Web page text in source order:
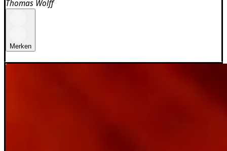
Thomas Wolff
Merken